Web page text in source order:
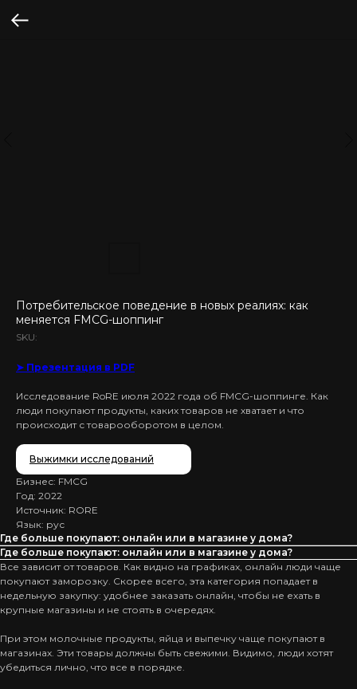
Потребительское поведение в новых реалиях: как
меняется FMCG-шоппинг
SKU:
➤ Презентация в PDF
Исследование RoRE июля 2022 года об FMCG-шоппинге. Как
люди покупают продукты, каких товаров не хватает и что
происходит с товарооборотом в целом.
Выжимки исследований
Бизнес: FMCG
Год: 2022
Источник: RORE
Язык: рус
Где больше покупают: онлайн или в магазине у дома?
Где больше покупают: онлайн или в магазине у дома?
Все зависит от товаров. Как видно на графиках, онлайн люди чаще
покупают заморозку. Скорее всего, эта категория попадает в
недельную закупку: удобнее заказать онлайн, чтобы не ехать в
крупные магазины и не стоять в очередях.
При этом молочные продукты, яйца и выпечку чаще покупают в
магазинах. Эти товары должны быть свежими. Видимо, люди хотят
убедиться лично, что все в порядке.